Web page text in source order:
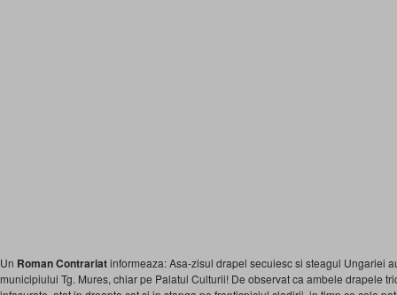
Un Roman Contrariatinformeaza: Asa-zisul drapel secuiesc si steagul Ungariei
municipiului Tg. Mures, chiar pe Palatul Culturii! De observat ca ambele drapele